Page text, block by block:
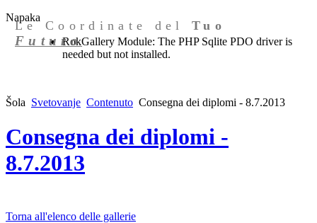
Napaka
RokGallery Module: The PHP Sqlite PDO driver is
needed but not installed.
Le Coordinate delTuo
Futuro
Šola Svetovanje Contenuto Consegna dei diplomi - 8.7.2013
Consegna dei diplomi -
8.7.2013
Torna all'elenco delle gallerie